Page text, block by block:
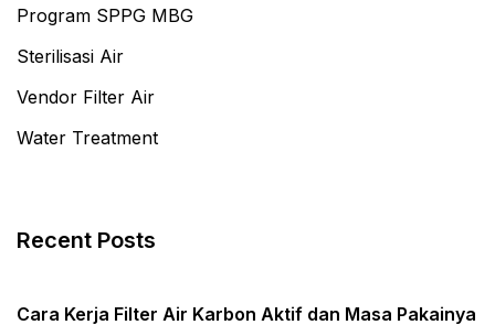
Program SPPG MBG
Sterilisasi Air
Vendor Filter Air
Water Treatment
Recent Posts
Cara Kerja Filter Air Karbon Aktif dan Masa Pakainya